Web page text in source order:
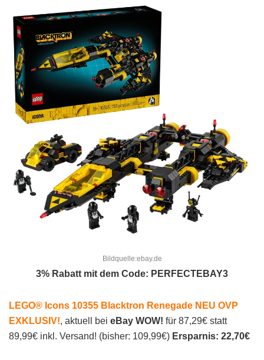
Bildquelle:ebay.de
3% Rabatt mit dem Code: PERFECTEBAY3
LEGO® Icons 10355 Blacktron Renegade NEU OVP
EXKLUSIV!, aktuell bei eBay WOW! für 87,29€ statt
89,99€ inkl. Versand! (bisher: 109,99€) Ersparnis: 22,70€